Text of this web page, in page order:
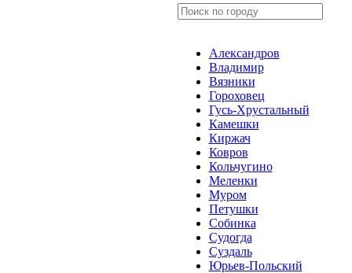
Александров
Владимир
Вязники
Гороховец
Гусь-Хрустальный
Камешки
Киржач
Ковров
Кольчугино
Меленки
Муром
Петушки
Собинка
Судогда
Суздаль
Юрьев-Польский